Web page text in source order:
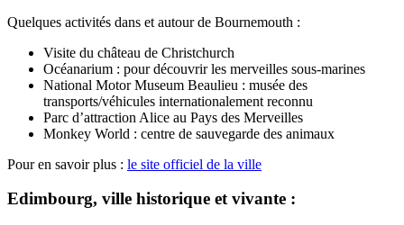
Quelques activités dans et autour de Bournemouth :
Visite du château de Christchurch
Océanarium : pour découvrir les merveilles sous-marines
National Motor Museum Beaulieu : musée des
transports/véhicules internationalement reconnu
Parc d’attraction Alice au Pays des Merveilles
Monkey World : centre de sauvegarde des animaux
Pour en savoir plus : le site officiel de la ville
Edimbourg, ville historique et vivante :